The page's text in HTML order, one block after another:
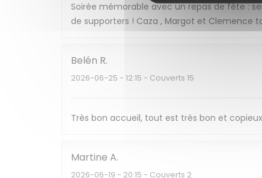
Soirée mémorable avec un repas de fête :
de supporters ! Caza , Margot et
Belén R
2026-06-25 - 12:15 - Couverts 15
Très bon accueil, tout est très bon et
Martine A
2026-06-19 - 20:15 - Couverts 2